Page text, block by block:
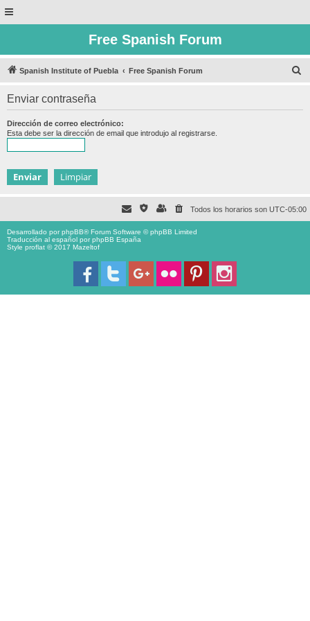
Free Spanish Forum
Spanish Institute of Puebla Free Spanish Forum
Enviar contraseña
Dirección de correo electrónico:
Esta debe ser la dirección de email que introdujo al registrarse.
Todos los horarios son UTC-05:00
Desarrollado porphpBB® Forum Software © phpBB Limited
Traducción al español porphpBB España
Style proflat © 2017 Mazeltof